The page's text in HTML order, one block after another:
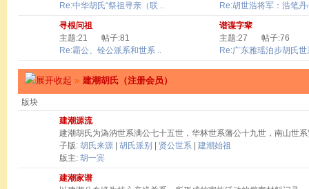
Re:中华胡氏“祭祖寻亲（联 ..
Re:胡世浩将军：浩笔丹
寻根问祖
主题:21
帖子:81
Re:霸公、铨公派系和世系 ..
谱谍字辈
主题:27
帖子:76
Re:广东雅瑶泊步胡氏世
» 建潮胡氏（注册会员）
版块
建潮源流
建潮胡氏为溈汭世系满公七十五世，华林世系藩公十九世，南山世
子版: 胡氏来源 胡氏派别 贤公世系
建潮始祖
版主: 胡一宾
建潮家谱